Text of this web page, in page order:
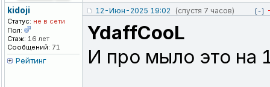
kidoji
Статус: не в сети
Пол:
Стаж: 16 лет
Сообщений: 71
Рейтинг
12-Июн-2025 19:02 (спустя 7 часов) [-]
YdaffCooL
И про мыло это на